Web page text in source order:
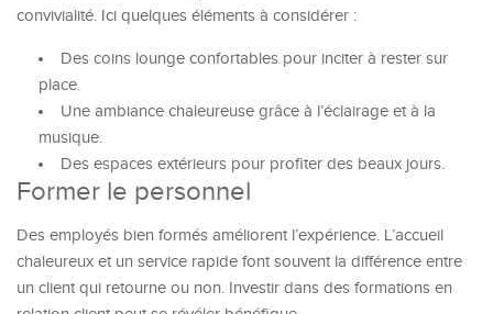
convivialité. Ici quelques éléments à considérer :
Des coins lounge confortables pour inciter à rester sur
place.
Une ambiance chaleureuse grâce à l’éclairage et à la
musique.
Des espaces extérieurs pour profiter des beaux jours.
Former le personnel
Des employés bien formés améliorent l’expérience. L’accueil
chaleureux et un service rapide font souvent la différence entre
un client qui retourne ou non. Investir dans des formations en